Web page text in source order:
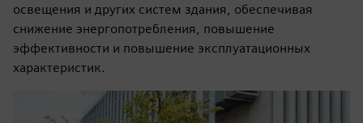
освещения и других систем здания, обеспечивая
снижение энергопотребления, повышение
эффективности и повышение эксплуатационных
характеристик.